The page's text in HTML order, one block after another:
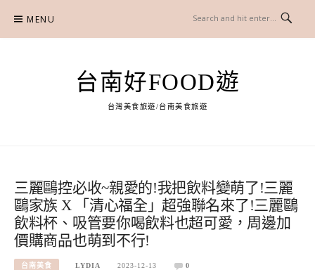
content
MENU
台南好FOOD遊
台灣美食旅遊/台南美食旅遊
三麗鷗控必收~親愛的!我把飲料變萌了!三麗
鷗家族 X 「清心福全」超強聯名來了!三麗鷗
飲料杯、吸管要你喝飲料也超可愛，周邊加
價購商品也萌到不行!
台南美食 LYDIA 2023-12-13 0